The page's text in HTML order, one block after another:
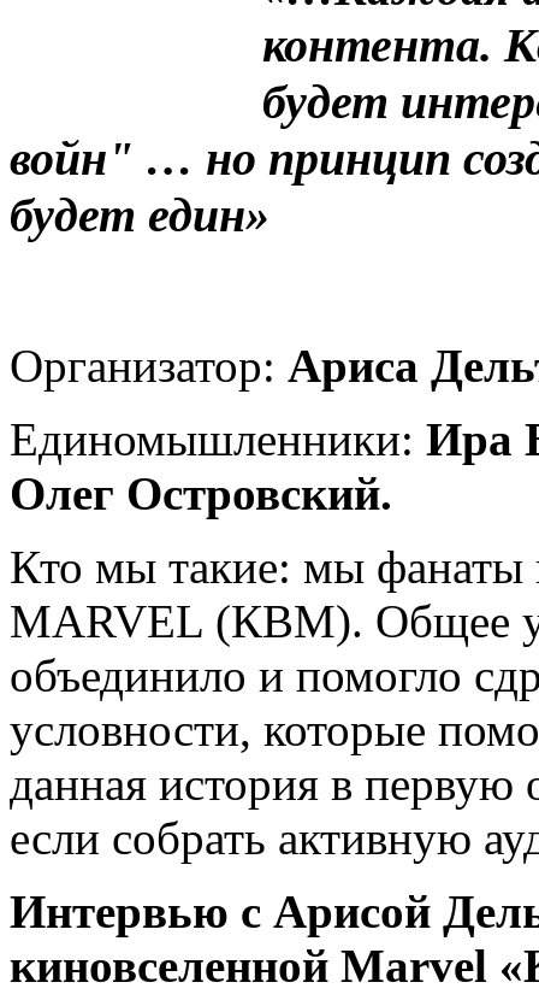
контента.
будет
войн" … но принцип
будет един»
Организатор: Ариса
Единомышленники: Ира
Олег Островский.
Кто мы такие: мы фанаты
MARVEL (КВМ). Общее
объединило и помогло
условности, которые
данная история в первую
если собрать активную
Интервью с Арисой
киновселенной Marvel